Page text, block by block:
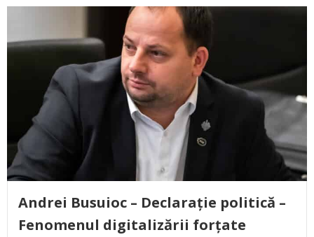
Andrei Busuioc – Declarație politică –
Fenomenul digitalizării forțate